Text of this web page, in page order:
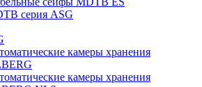
серия ASG
камеры хранения
камеры хранения